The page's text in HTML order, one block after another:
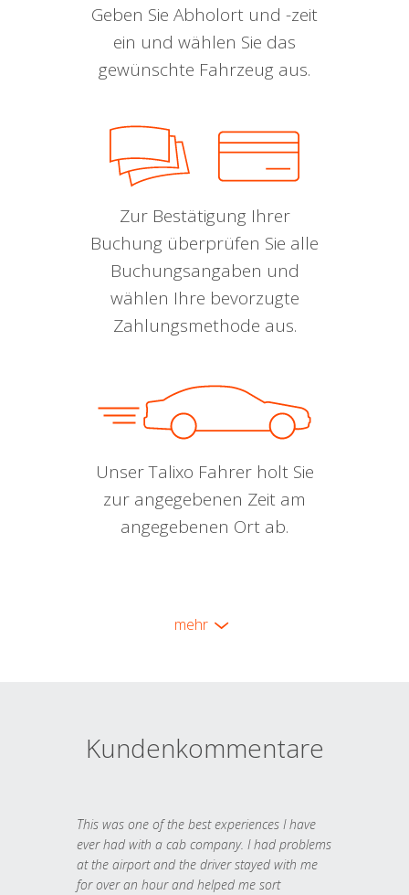
Geben Sie Abholort und -zeit
ein und wählen Sie das
gewünschte Fahrzeug aus.
Zur Bestätigung Ihrer
Buchung überprüfen Sie alle
Buchungsangaben und
wählen Ihre bevorzugte
Zahlungsmethode aus.
Unser Talixo Fahrer holt Sie
zur angegebenen Zeit am
angegebenen Ort ab.
mehr
Kundenkommentare
This was one of the best experiences I have
ever had with a cab company. I had problems
at the airport and the driver stayed with me
for over an hour and helped me sort